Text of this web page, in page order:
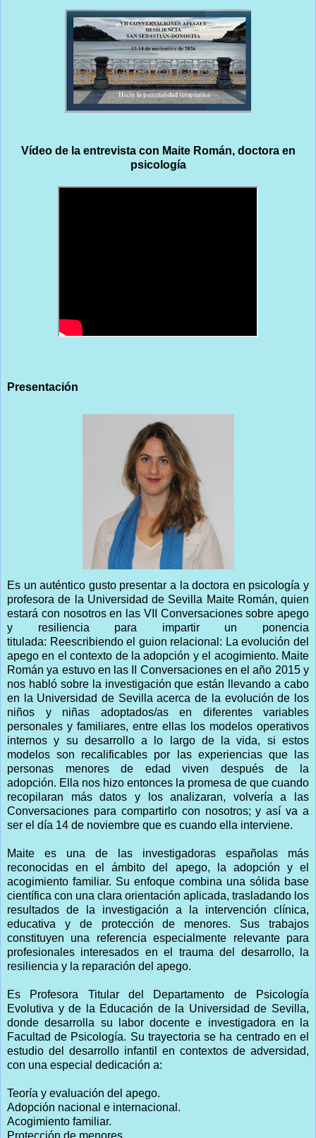
Vídeo de la entrevista con Maite Román, doctora en
psicología
Presentación
Es un auténtico gusto presentar a la doctora en psicología y
profesora de la Universidad de Sevilla Maite Román, quien
estará con nosotros en las VII Conversaciones sobre apego
y resiliencia para impartir un ponencia
titulada: Reescribiendo el guion relacional: La evolución del
apego en el contexto de la adopción y el acogimiento. Maite
Román ya estuvo en las II Conversaciones en el año 2015 y
nos habló sobre la investigación que están llevando a cabo
en la Universidad de Sevilla acerca de la evolución de los
niños y niñas adoptados/as en diferentes variables
personales y familiares, entre ellas los modelos operativos
internos y su desarrollo a lo largo de la vida, si estos
modelos son recalificables por las experiencias que las
personas menores de edad viven después de la
adopción. Ella nos hizo entonces la promesa de que cuando
recopilaran más datos y los analizaran, volvería a las
Conversaciones para compartirlo con nosotros; y así va a
ser el día 14 de noviembre que es cuando ella interviene.
Maite es una de las investigadoras españolas más
reconocidas en el ámbito del apego, la adopción y el
acogimiento familiar. Su enfoque combina una sólida base
científica con una clara orientación aplicada, trasladando los
resultados de la investigación a la intervención clínica,
educativa y de protección de menores. Sus trabajos
constituyen una referencia especialmente relevante para
profesionales interesados en el trauma del desarrollo, la
resiliencia y la reparación del apego.
Es Profesora Titular del Departamento de Psicología
Evolutiva y de la Educación de la Universidad de Sevilla,
donde desarrolla su labor docente e investigadora en la
Facultad de Psicología. Su trayectoria se ha centrado en el
estudio del desarrollo infantil en contextos de adversidad,
con una especial dedicación a:
Teoría y evaluación del apego.
Adopción nacional e internacional.
Acogimiento familiar.
Protección de menores.